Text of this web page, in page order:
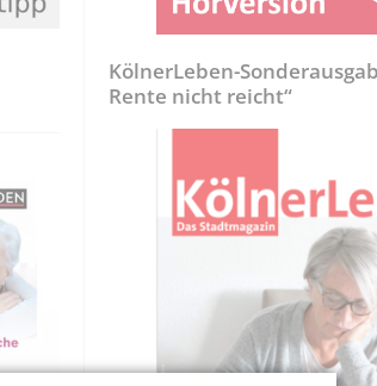
KölnerLeben-
Rente nicht reicht“